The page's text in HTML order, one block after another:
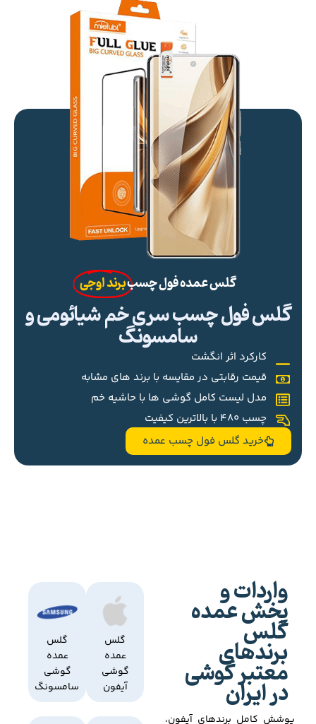
گلس عمده فول چسببرند اوجی
گلس فول چسب سری خم شیائومی و
سامسونگ
کارکرد اثر انگشت
قیمت رقابتی در مقایسه با برند های مشابه
مدل لیست کامل گوشی ها با حاشیه خم
چسب 480 با بالاترین کیفیت
خرید گلس فول چسب عمده
واردات و
پخش عمده
گلس
برندهای
معتبر گوشی
در ایران
پوشش کامل برندهای آیفون،
گلس
عمده
گوشی
آیفون
گلس
عمده
گوشی
سامسونگ